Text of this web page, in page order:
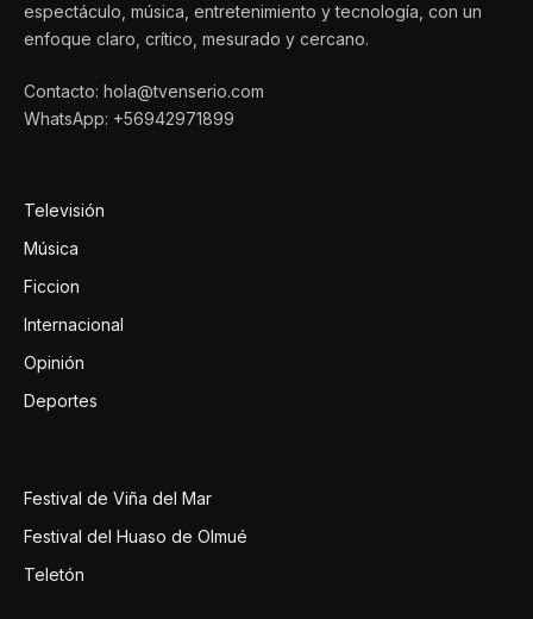
espectáculo, música, entretenimiento y tecnología, con un
enfoque claro, crítico, mesurado y cercano.
Contacto: hola@tvenserio.com
WhatsApp: +56942971899
Televisión
Música
Ficcion
Internacional
Opinión
Deportes
Festival de Viña del Mar
Festival del Huaso de Olmué
Teletón